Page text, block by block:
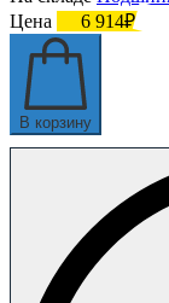
Цена
6 914₽
В корзину